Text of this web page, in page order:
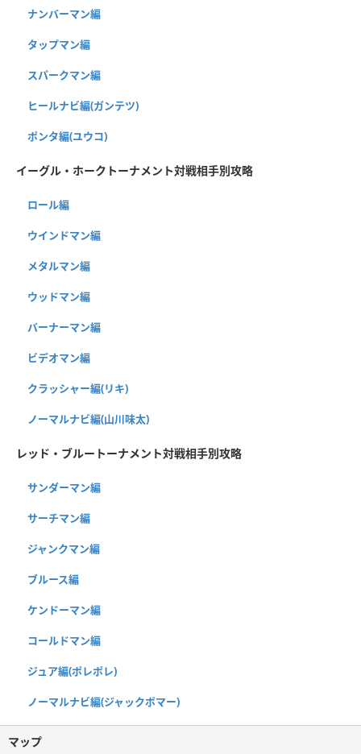
ナンバーマン編
タップマン編
スパークマン編
ヒールナビ編(ガンテツ)
ポンタ編(ユウコ)
イーグル・ホークトーナメント対戦相手別攻略
ロール編
ウインドマン編
メタルマン編
ウッドマン編
バーナーマン編
ビデオマン編
クラッシャー編(リキ)
ノーマルナビ編(山川味太)
レッド・ブルートーナメント対戦相手別攻略
サンダーマン編
サーチマン編
ジャンクマン編
ブルース編
ケンドーマン編
コールドマン編
ジュア編(ポレポレ)
ノーマルナビ編(ジャックボマー)
マップ